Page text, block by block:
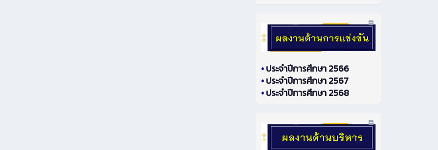
•ประจำปีการศึกษา 2566
•ประจำปีการศึกษา 2567
•ประจำปีการศึกษา 2568